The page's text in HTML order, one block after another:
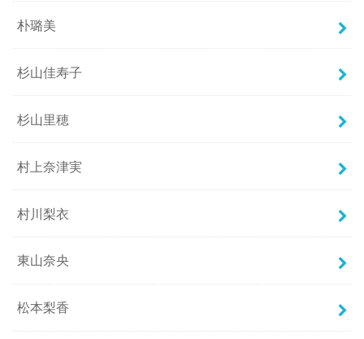
朴璐美
杉山佳寿子
杉山里穂
村上奈津実
村川梨衣
東山奈央
松本梨香